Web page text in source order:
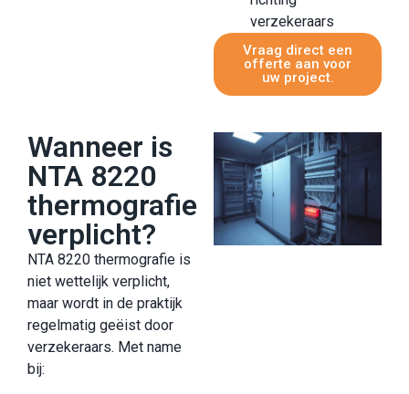
verzekeraars
Vraag direct een
offerte aan voor
uw project.
Wanneer is
NTA 8220
thermografie
verplicht?
NTA 8220 thermografie is
niet wettelijk verplicht,
maar wordt in de praktijk
regelmatig geëist door
verzekeraars. Met name
bij: